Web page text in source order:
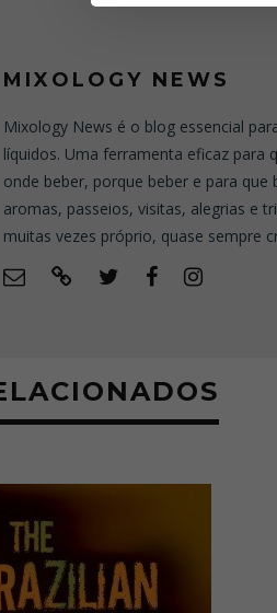
MIXOLOGY NEWS
Mixology News é o blog essencial
líquidos. Uma ferramenta eficaz para
onde beber, porque beber e para
aromas, passeios, visitas, alegrias e
muitas vezes próprio, quase sempre